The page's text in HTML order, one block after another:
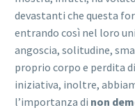
devastanti che questa
entrando così nel loro
angoscia, solitudine,
proprio corpo e perdita
iniziativa, inoltre,
l’importanza di non